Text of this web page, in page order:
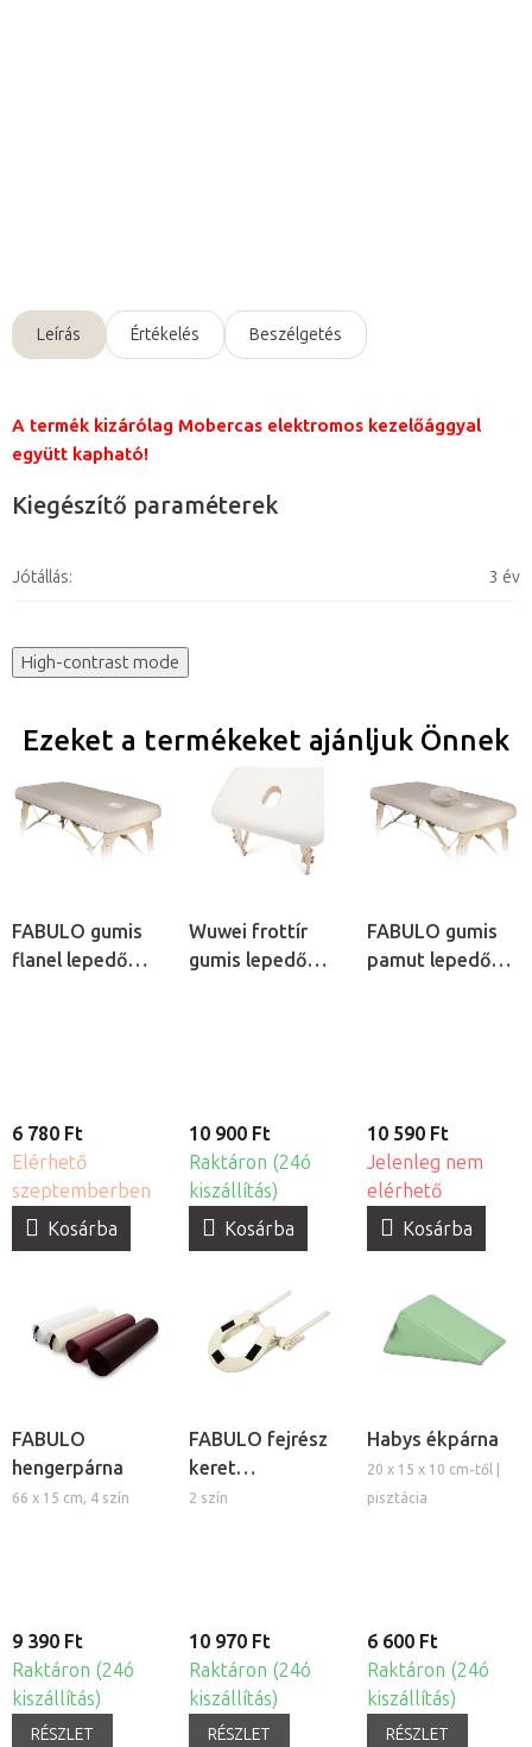
Leírás Értékelés Beszélgetés
A termék kizárólag Mobercas elektromos kezelőággyal
együtt kapható!
Kiegészítő paraméterek
Jótállás: 3 év
High-contrast mode
Ezeket a termékeket ajánljuk Önnek
FABULO gumis
flanel lepedő
6 780 Ft
Elérhető
szeptemberben
Kosárba
Wuwei frottír
gumis lepedő
10 900 Ft
Raktáron (24ó
kiszállítás)
Kosárba
FABULO gumis
pamut lepedő
10 590 Ft
Jelenleg nem
elérhető
Kosárba
FABULO
hengerpárna
66 x 15 cm, 4 szín
9 390 Ft
Raktáron (24ó
kiszállítás)
RÉSZLET
FABULO fejrész
keret
masszázságyhoz
2 szín
10 970 Ft
Raktáron (24ó
kiszállítás)
RÉSZLET
Habys ékpárna
20 x 15 x 10 cm-től |
pisztácia
6 600 Ft
Raktáron (24ó
kiszállítás)
RÉSZLET